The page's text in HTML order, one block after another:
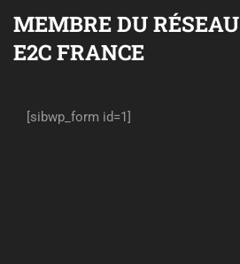
MEMBRE DU RÉSEAU
E2C FRANCE
[sibwp_form id=1]